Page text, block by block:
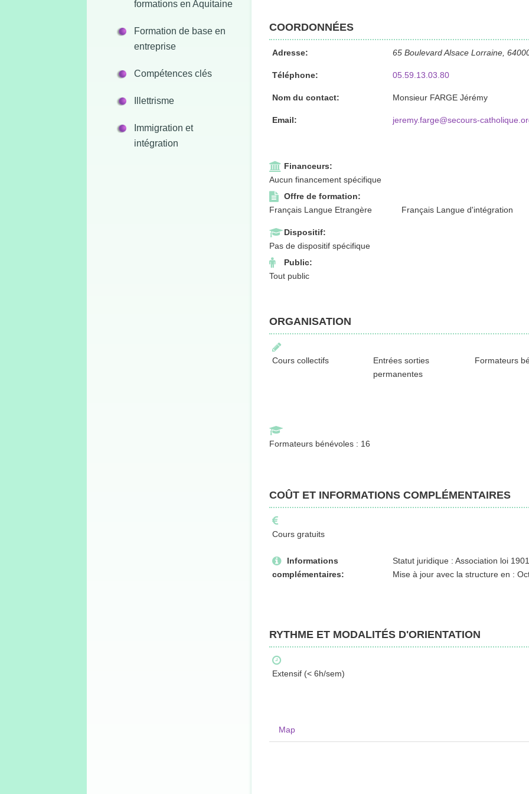
formations en Aquitaine
Formation de base en
entreprise
Compétences clés
Illettrisme
Immigration et
intégration
COORDONNÉES
Adresse: 65 Boulevard Alsace Lorraine,
Téléphone: 05.59.13.03.80
Nom du contact: Monsieur FARGE Jérémy
Email: jeremy.farge@secours-
Financeurs:
Aucun financement spécifique
Offre de formation:
Français Langue Etrangère
Français Langue d'intégration
Dispositif:
Pas de dispositif spécifique
Public:
Tout public
ORGANISATION
Cours collectifs
Entrées sorties
permanentes
Formateurs
Formateurs bénévoles : 16
COÛT ET INFORMATIONS COMPLÉMENTAIRES
Cours gratuits
Informations
complémentaires:
Statut juridique : Association loi 1901
Mise à jour avec la structure en :
RYTHME ET MODALITÉS D'ORIENTATION
Extensif (< 6h/sem)
Map